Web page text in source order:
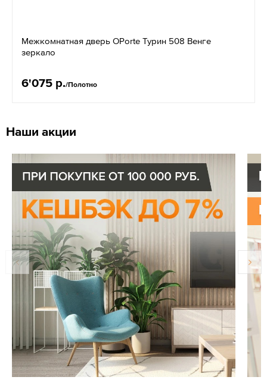
Межкомнатная дверь OPorte Турин 508 Венге
зеркало
6'075 р./Полотно
Наши акции